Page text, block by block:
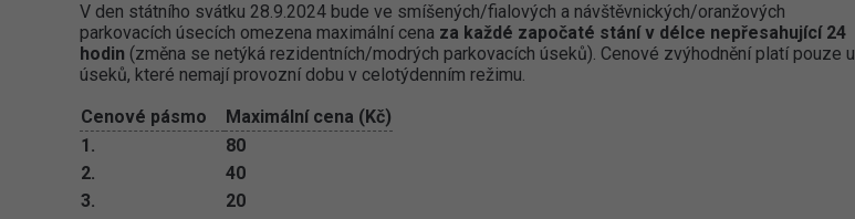
V den státního svátku 28.9.2024 bude ve smíšených/fialových a návštěvnických/oranžových
parkovacích úsecích omezena maximální cena za každé započaté stání v délce nepřesahující 24
hodin (změna se netýká rezidentních/modrých parkovacích úseků). Cenové zvýhodnění platí pouze u
úseků, které nemají provozní dobu v celotýdenním režimu.
Cenové pásmo
Maximální cena (Kč)
1.
80
2.
40
3.
20